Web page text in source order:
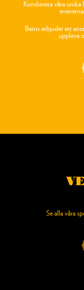
Kombinera våra
Berns erbjuder ett
uppleva
Se alla våra